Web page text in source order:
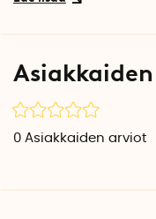
pähkinäpuiden ja
lähellä, joten hotelli
0 Asiakkaiden arviot